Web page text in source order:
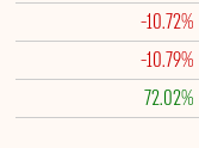
-10.72%
-10.79%
72.02%